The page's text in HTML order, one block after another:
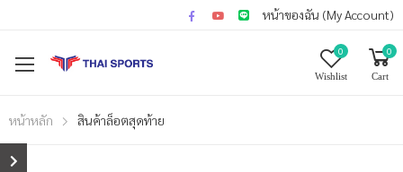
หน้าของฉัน (My Account)
0
Wishlist
0
Cart
หน้าหลัก สินค้าล็อตสุดท้าย